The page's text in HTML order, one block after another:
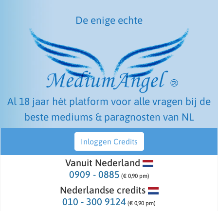
De enige echte
Al 18 jaar hét platform voor alle vragen bij de
beste mediums & paragnosten van NL
Inloggen Credits
Vanuit Nederland
0909 - 0885 (€ 0,90 pm)
Nederlandse credits
010 - 300 9124 (€ 0,90 pm)